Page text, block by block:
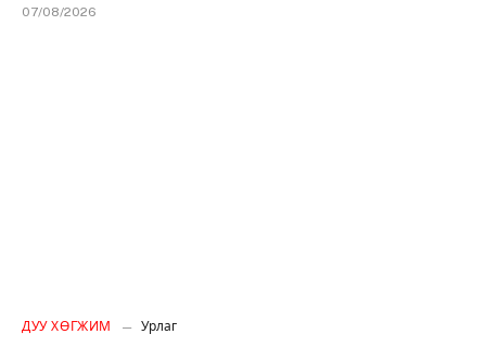
07/08/2026
ДУУ ХӨГЖИМ Урлаг